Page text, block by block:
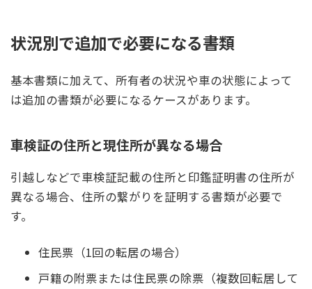
状況別で追加で必要になる書類
基本書類に加えて、所有者の状況や車の状態によって
は追加の書類が必要になるケースがあります。
車検証の住所と現住所が異なる場合
引越しなどで車検証記載の住所と印鑑証明書の住所が
異なる場合、住所の繋がりを証明する書類が必要で
す。
住民票（1回の転居の場合）
戸籍の附票または住民票の除票（複数回転居して